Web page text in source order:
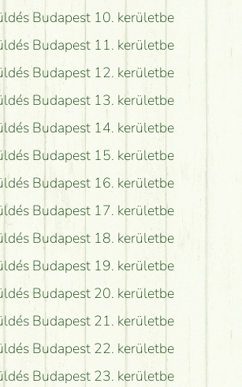
Budapest 10. kerületbe
Budapest 11. kerületbe
Budapest 12. kerületbe
Budapest 13. kerületbe
Budapest 14. kerületbe
Budapest 15. kerületbe
Budapest 16. kerületbe
Budapest 17. kerületbe
Budapest 18. kerületbe
Budapest 19. kerületbe
Budapest 20. kerületbe
Budapest 21. kerületbe
Budapest 22. kerületbe
Budapest 23. kerületbe